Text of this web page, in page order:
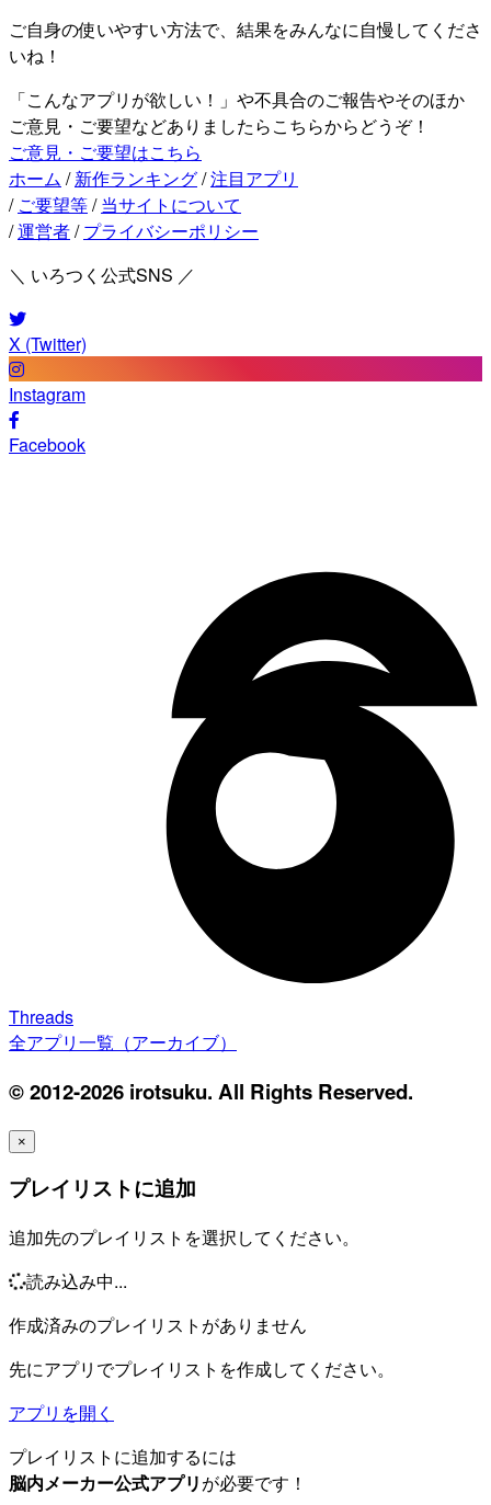
ご自身の使いやすい方法で、結果をみんなに自慢してくださ
いね！
「こんなアプリが欲しい！」や不具合のご報告やそのほか
ご意見・ご要望などありましたらこちらからどうぞ！
ご意見・ご要望はこちら
ホーム / 新作ランキング/注目アプリ
/ ご要望等/ 当サイトについて
/運営者/ プライバシーポリシー
＼ いろつく公式SNS ／
X (Twitter)
Instagram
Facebook
Threads
全アプリ一覧（アーカイブ）
© 2012-2026 irotsuku. All Rights Reserved.
×
プレイリストに追加
追加先のプレイリストを選択してください。
読み込み中...
作成済みのプレイリストがありません
先にアプリでプレイリストを作成してください。
アプリを開く
プレイリストに追加するには
脳内メーカー公式アプリが必要です！